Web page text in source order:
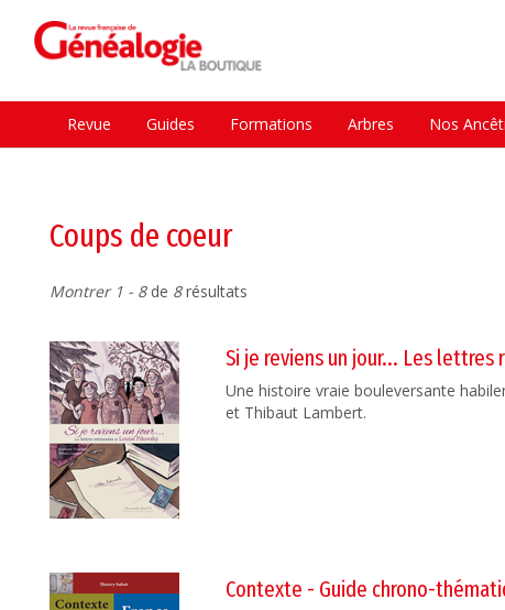
Revue Guides Formations Arbres Nos
Coups de coeur
Montrer 1 - 8de 8résultats
Si je reviens un jour... Les lettres
Une histoire vraie bouleversante
et Thibaut Lambert.
Contexte - Guide chrono-